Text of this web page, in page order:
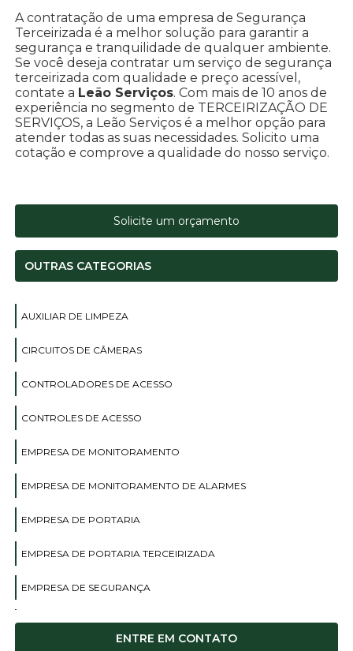
A contratação de uma empresa de Segurança
Terceirizada é a melhor solução para garantir a
segurança e tranquilidade de qualquer ambiente.
Se você deseja contratar um serviço de segurança
terceirizada com qualidade e preço acessível,
contate a Leão Serviços. Com mais de 10 anos de
experiência no segmento de TERCEIRIZAÇÃO DE
SERVIÇOS, a Leão Serviços é a melhor opção para
atender todas as suas necessidades. Solicito uma
cotação e comprove a qualidade do nosso serviço.
Solicite um orçamento
OUTRAS CATEGORIAS
AUXILIAR DE LIMPEZA
CIRCUITOS DE CÂMERAS
CONTROLADORES DE ACESSO
CONTROLES DE ACESSO
EMPRESA DE MONITORAMENTO
EMPRESA DE MONITORAMENTO DE ALARMES
EMPRESA DE PORTARIA
EMPRESA DE PORTARIA TERCEIRIZADA
EMPRESA DE SEGURANÇA
EMPRESA DE SEGURANÇA TERCEIRIZAÇÃO
ENTRE EM CONTATO